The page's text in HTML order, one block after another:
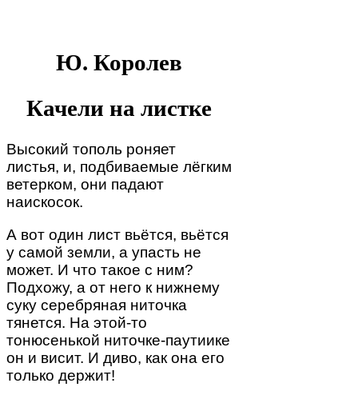
Ю. Королев
Качели на листке
Высокий тополь роняет
листья, и, подбиваемые лёгким
ветерком, они падают
наискосок.
А вот один лист вьётся, вьётся
у самой земли, а упасть не
может. И что такое с ним?
Подхожу, а от него к нижнему
суку серебряная ниточка
тянется. На этой-то
тонюсенькой ниточке-паутиике
он и висит. И диво, как она его
только держит!